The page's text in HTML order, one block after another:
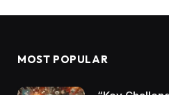
MOST POPULAR